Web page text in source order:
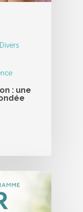
Divers
: une